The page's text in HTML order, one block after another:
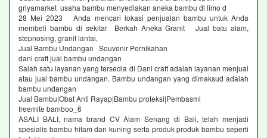
griyamarket usaha bambu menyediakan aneka bambu di limo d
28 Mei 2023 Anda mencari lokasi penjualan bambu untuk Anda
membeli bambu di sekitar Berkah Aneka Granit Jual batu alam,
stepnosing, granit lantai,
Jual Bambu Undangan Souvenir Pernikahan
dani craft jual bambu undangan
Salah satu layanan yang tersedia di Dani craft adalah layanan menjual
atau jual bambu undangan. Bambu undangan yang dimaksud adalah
bambu undangan
Jual Bambu|Obat Anti Rayap|Bambu proteksi|Pembasmi
freemite bamboo_6
ASALI BALI, nama brand CV Alam Senang di Bali, telah menjadi
spesialis bambu hitam dan kuning serta produk produk bambu seperti